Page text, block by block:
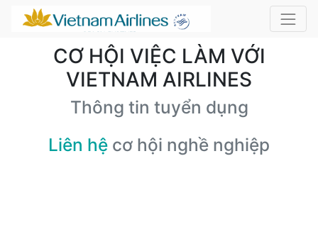
CƠ HỘI VIỆC LÀM VỚI
VIETNAM AIRLINES
Thông tin tuyển dụng
Liên hệ cơ hội nghề nghiệp